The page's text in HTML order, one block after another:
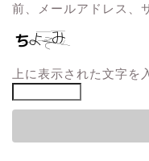
前、メールアドレス、
上に表示された文字を